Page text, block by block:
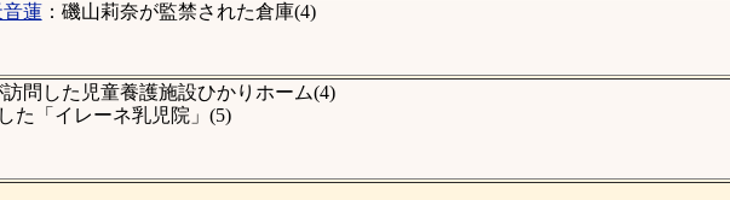
蓮：磯山莉奈が監禁された倉庫(4)
訪問した児童養護施設ひかりホーム(4)
た「イレーネ乳児院」(5)